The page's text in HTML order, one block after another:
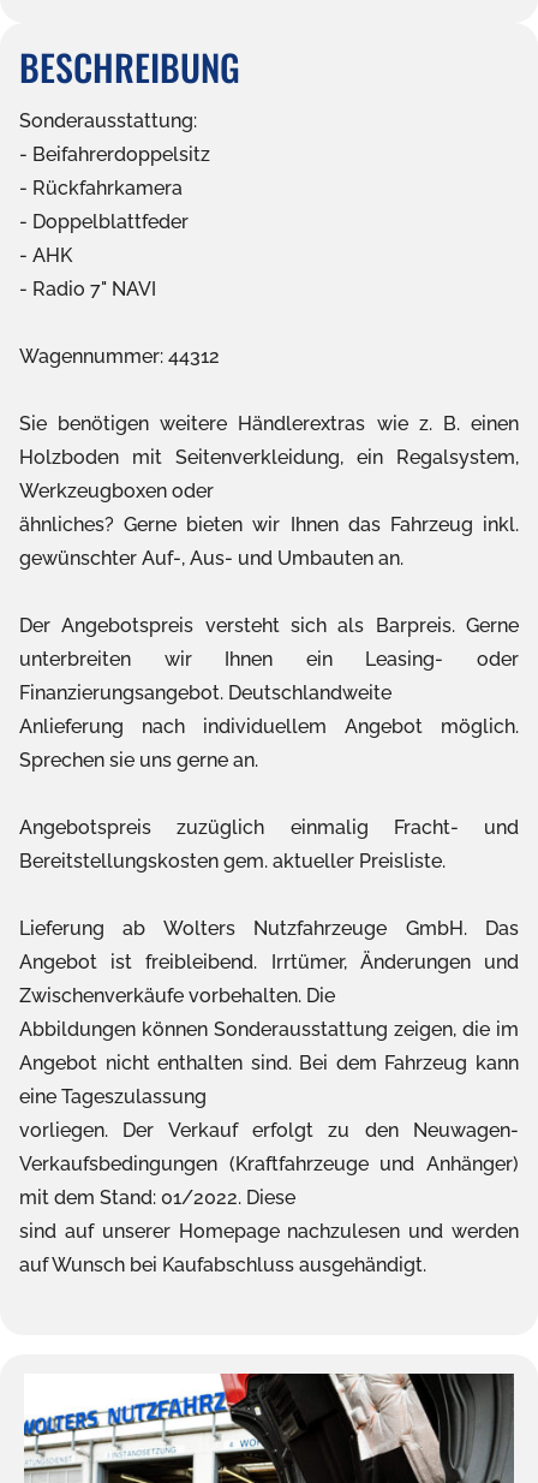
BESCHREIBUNG
Sonderausstattung:
Beifahrerdoppelsitz
Rückfahrkamera
Doppelblattfeder
AHK
Radio 7" NAVI
Wagennummer: 44312
Sie benötigen weitere Händlerextras wie z. B. einen
Holzboden mit Seitenverkleidung, ein Regalsystem,
Werkzeugboxen oder
ähnliches? Gerne bieten wir Ihnen das Fahrzeug inkl.
gewünschter Auf-, Aus- und Umbauten an.
Der Angebotspreis versteht sich als Barpreis. Gerne
unterbreiten wir Ihnen ein Leasing- oder
Finanzierungsangebot. Deutschlandweite
Anlieferung nach individuellem Angebot möglich.
Sprechen sie uns gerne an.
Angebotspreis zuzüglich einmalig Fracht- und
Bereitstellungskosten gem. aktueller Preisliste.
Lieferung ab Wolters Nutzfahrzeuge GmbH. Das
Angebot ist freibleibend. Irrtümer, Änderungen und
Zwischenverkäufe vorbehalten. Die
Abbildungen können Sonderausstattung zeigen, die im
Angebot nicht enthalten sind. Bei dem Fahrzeug kann
eine Tageszulassung
vorliegen. Der Verkauf erfolgt zu den Neuwagen-
Verkaufsbedingungen (Kraftfahrzeuge und Anhänger)
mit dem Stand: 01/2022. Diese
sind auf unserer Homepage nachzulesen und werden
auf Wunsch bei Kaufabschluss ausgehändigt.